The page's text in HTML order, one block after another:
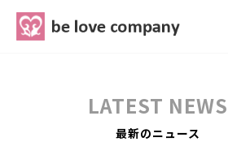
LATEST NEWS
最新のニュース